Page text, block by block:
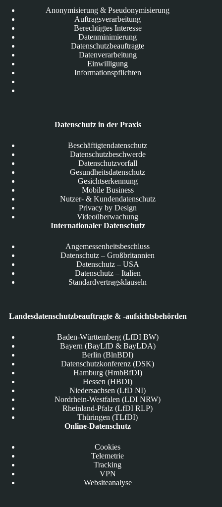
Anonymisierung & Pseudonymisierung
Auftragsverarbeitung
Berechtigtes Interesse
Datenminimierung
Datenschutzbeauftragte
Datenverarbeitung
Einwilligung
Informationspflichten
Datenschutz in der Praxis
Beschäftigtendatenschutz
Datenschutzbeschwerde
Datenschutzvorfall
Gesundheitsdatenschutz
Gesichtserkennung
Mobile Business
Nutzer- & Kundendatenschutz
Privacy by Design
Videoüberwachung
Internationaler Datenschutz
Angemessenheitsbeschluss
Datenschutz – Großbritannien
Datenschutz – USA
Datenschutz – Italien
Standardvertragsklauseln
Landesdatenschutzbeauftragte & -aufsichtsbehörden
Baden-Württemberg (LfDI BW)
Bayern (BayLfD & BayLDA)
Berlin (BlnBDI)
Datenschutzkonferenz (DSK)
Hamburg (HmbBfDI)
Hessen (HBDI)
Niedersachsen (LfD NI)
Nordrhein-Westfalen (LDI NRW)
Rheinland-Pfalz (LfDI RLP)
Thüringen (TLfDI)
Online-Datenschutz
Cookies
Telemetrie
Tracking
VPN
Websiteanalyse